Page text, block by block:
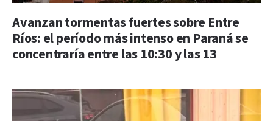
Avanzan tormentas fuertes sobre Entre
Ríos: el período más intenso en Paraná se
concentraría entre las 10:30 y las 13